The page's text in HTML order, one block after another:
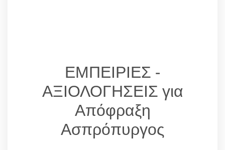
ΕΜΠΕΙΡΙΕΣ -
ΑΞΙΟΛΟΓΗΣΕΙΣ για
Απόφραξη
Ασπρόπυργος